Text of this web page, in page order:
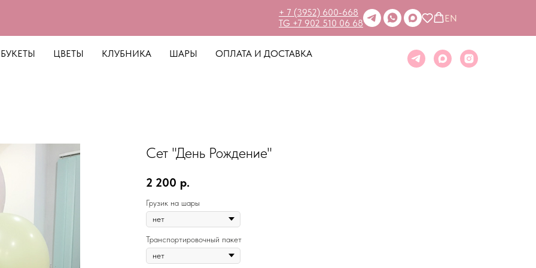
+ 7 (3952) 600-668
TG +7 902 510 06 68
EN
БУКЕТЫ ЦВЕТЫ КЛУБНИКА ШАРЫ ОПЛАТА И ДОСТАВКА
Сет "День Рождение"
2 200 р.
Грузик на шары
Транспортировочный пакет